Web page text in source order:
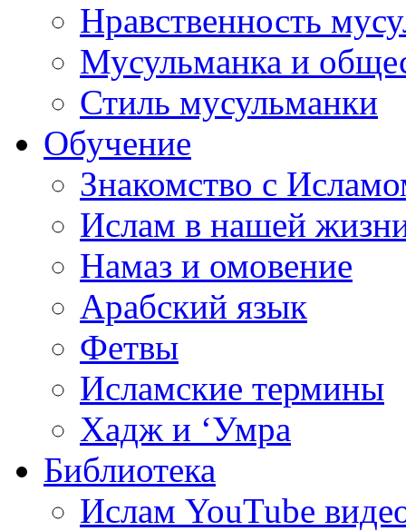
Нравственность
Мусульманка и
Стиль мусульманки
Обучение
Знакомство с
Ислам в нашей
Намаз и омовение
Арабский язык
Фетвы
Исламские термины
Хадж и ‘Умра
Библиотека
Ислам YouTube